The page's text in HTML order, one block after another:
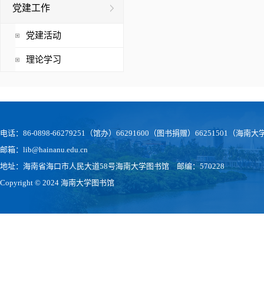
党建工作
党建活动
理论学习
电话：86-0898-66279251（馆办）66291600（图书捐赠）66251501（海南大
邮箱：lib@hainanu.edu.cn
地址：海南省海口市人民大道58号海南大学图书馆 邮编：570228
Copyright © 2024 海南大学图书馆